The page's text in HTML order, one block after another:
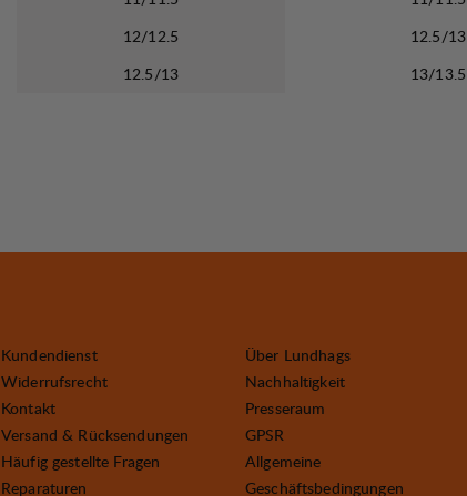
12/12.5
12.5/13
12.5/13 13/13.5
Kundendienst
Widerrufsrecht
Kontakt
Versand & Rücksendungen
Häufig gestellte Fragen
Reparaturen
Über Lundhags
Nachhaltigkeit
Presseraum
GPSR
Allgemeine
Geschäftsbedingungen